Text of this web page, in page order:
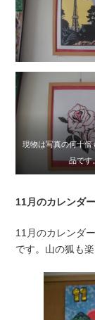
現物は写真の何十倍
品です
11月のカレンダー
11月のカレンダ
です。山の狐も